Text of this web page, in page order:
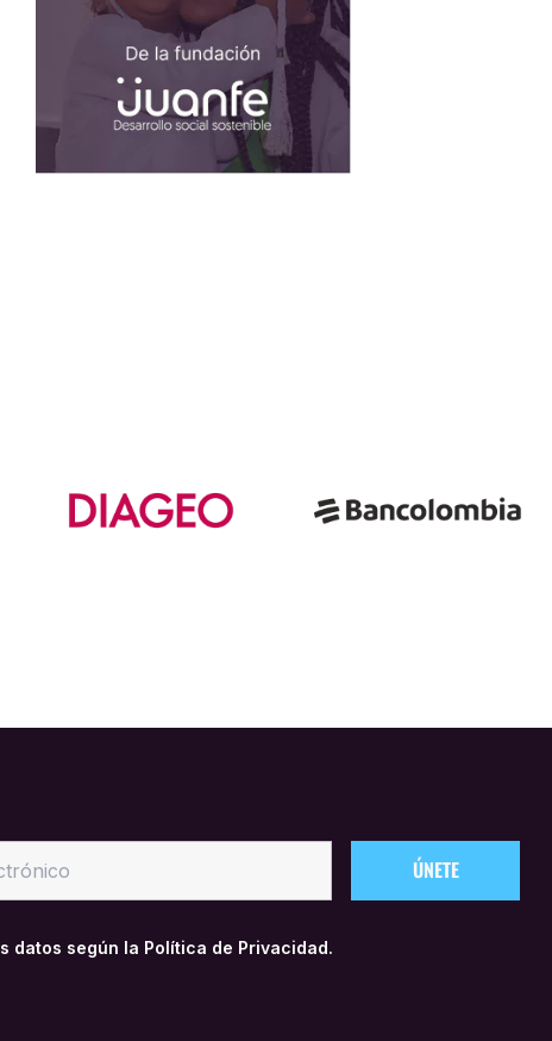
datos según la Política de Privacidad.